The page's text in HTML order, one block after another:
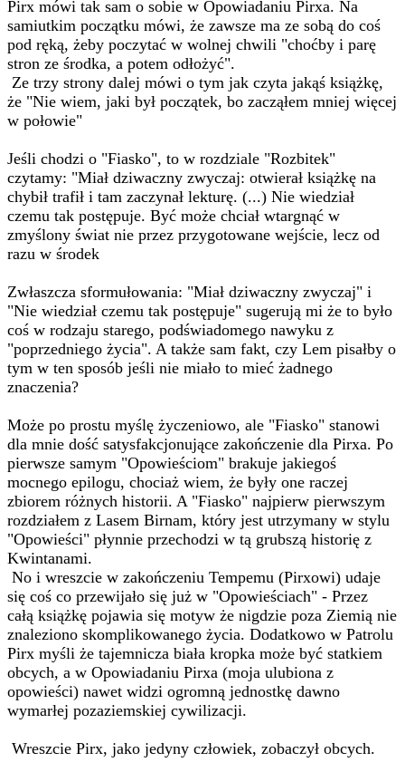
Pirx mówi tak sam o sobie w Opowiadaniu Pirxa. Na
samiutkim początku mówi, że zawsze ma ze sobą do coś
pod ręką, żeby poczytać w wolnej chwili "choćby i parę
stron ze środka, a potem odłożyć".
Ze trzy strony dalej mówi o tym jak czyta jakąś książkę,
że "Nie wiem, jaki był początek, bo zacząłem mniej więcej
w połowie"
Jeśli chodzi o "Fiasko", to w rozdziale "Rozbitek"
czytamy: "Miał dziwaczny zwyczaj: otwierał książkę na
chybił trafił i tam zaczynał lekturę. (...) Nie wiedział
czemu tak postępuje. Być może chciał wtargnąć w
zmyślony świat nie przez przygotowane wejście, lecz od
razu w środek
Zwłaszcza sformułowania: "Miał dziwaczny zwyczaj" i
"Nie wiedział czemu tak postępuje" sugerują mi że to było
coś w rodzaju starego, podświadomego nawyku z
"poprzedniego życia". A także sam fakt, czy Lem pisałby o
tym w ten sposób jeśli nie miało to mieć żadnego
znaczenia?
Może po prostu myślę życzeniowo, ale "Fiasko" stanowi
dla mnie dość satysfakcjonujące zakończenie dla Pirxa. Po
pierwsze samym "Opowieściom" brakuje jakiegoś
mocnego epilogu, chociaż wiem, że były one raczej
zbiorem różnych historii. A "Fiasko" najpierw pierwszym
rozdziałem z Lasem Birnam, który jest utrzymany w stylu
"Opowieści" płynnie przechodzi w tą grubszą historię z
Kwintanami.
No i wreszcie w zakończeniu Tempemu (Pirxowi) udaje
się coś co przewijało się już w "Opowieściach" - Przez
całą książkę pojawia się motyw że nigdzie poza Ziemią nie
znaleziono skomplikowanego życia. Dodatkowo w Patrolu
Pirx myśli że tajemnicza biała kropka może być statkiem
obcych, a w Opowiadaniu Pirxa (moja ulubiona z
opowieści) nawet widzi ogromną jednostkę dawno
wymarłej pozaziemskiej cywilizacji.
Wreszcie Pirx, jako jedyny człowiek, zobaczył obcych.